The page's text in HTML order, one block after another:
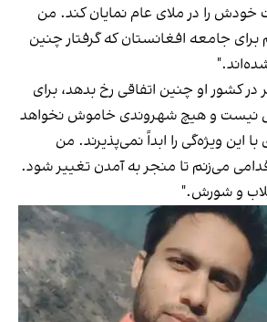
خودش را در ملای عام نمایان کند. من
برای جامعه‌ افغانستان که گرفتار چنین
در کشور او چنین اتفاقی رخ بدهد، برای
نیست و هیچ شهروندی خاموش نخواهد
ویژه‌گی را ابداً نمی‌پذیرند. من
می‌زنم تا منجر به آمدن تغییر شود.
و شورش."